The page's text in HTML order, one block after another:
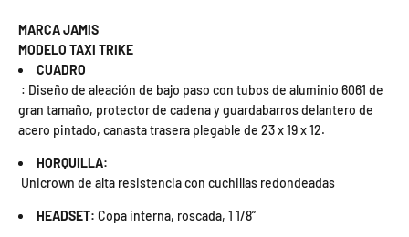
MARCA JAMIS
MODELO TAXI TRIKE
CUADRO
: Diseño de aleación de bajo paso con tubos de aluminio 6061 de
gran tamaño, protector de cadena y guardabarros delantero de
acero pintado, canasta trasera plegable de 23 x 19 x 12.
HORQUILLA:
Unicrown de alta resistencia con cuchillas redondeadas
HEADSET: Copa interna, roscada, 1 1/8”